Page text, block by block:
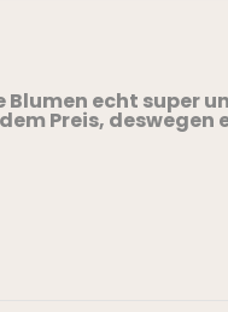
echt super
Preis, deswegen